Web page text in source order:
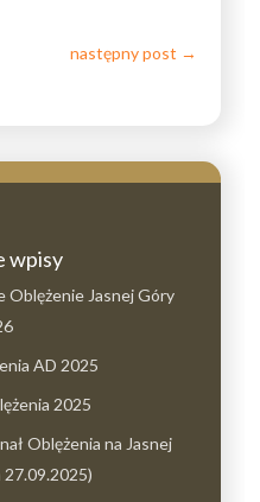
następny post →
wpisy
Oblężenie Jasnej Góry
AD 2025
2025
Oblężenia na Jasnej